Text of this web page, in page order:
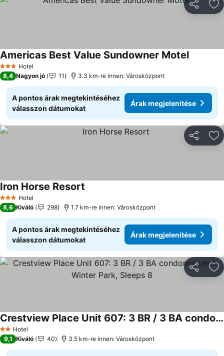
3 Kategória
Hotel
Americas Best Value Sundowner MotelÁrak
8,4 Nagyon jó 11 3.3 km-re innen: Városközpont
A pontos árak megtekintéséhez
válasszon dátumokat
Árak megjelenítése
3 Kategória
Hotel
Iron Horse Resort
8,6 Kiváló 298 1.7 km-re innen: Városközpont
A pontos árak megtekintéséhez
válasszon dátumokat
Árak megjelenítése
2 Kategória
Hotel
Crestview Place Unit 607: 3 BR / 3 BA condominium in Winter Park, Sleeps 8
Árak megjelenítése
9,1 Kiváló 40 3.5 km-re innen: Városközpont